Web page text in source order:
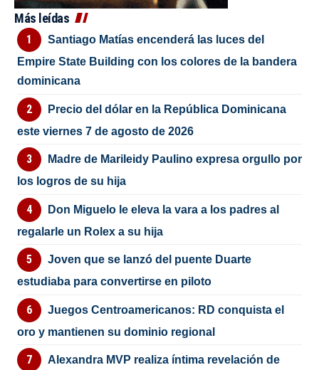
Más leídas
Santiago Matías encenderá las luces del
Empire State Building con los colores de la bandera
dominicana
Precio del dólar en la República Dominicana
este viernes 7 de agosto de 2026
Madre de Marileidy Paulino expresa orgullo por
los logros de su hija
Don Miguelo le eleva la vara a los padres al
regalarle un Rolex a su hija
Joven que se lanzó del puente Duarte
estudiaba para convertirse en piloto
Juegos Centroamericanos: RD conquista el
oro y mantienen su dominio regional
Alexandra MVP realiza íntima revelación de